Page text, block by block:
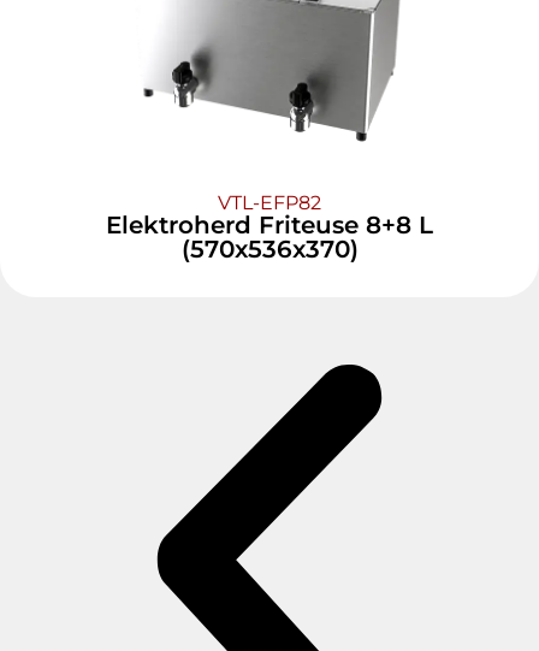
VTL-EFP82
Elektroherd Friteuse 8+8 L
(570x536x370)